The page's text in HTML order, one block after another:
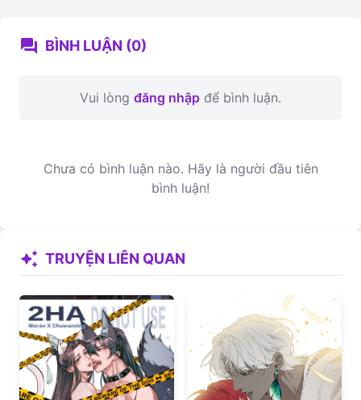
forum BÌNH LUẬN (0)
Vui lòng đăng nhập để bình luận.
Chưa có bình luận nào. Hãy là người đầu tiên
bình luận!
auto_awesome TRUYỆN LIÊN QUAN